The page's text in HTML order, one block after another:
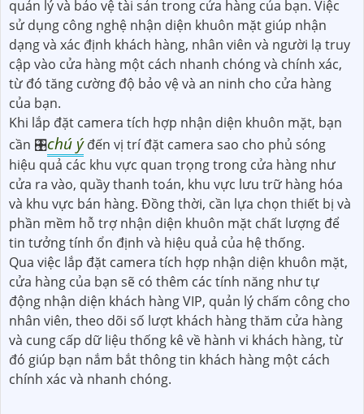
quản lý và bảo vệ tài sản trong cửa hàng của bạn. Việc
sử dụng công nghệ nhận diện khuôn mặt giúp nhận
dạng và xác định khách hàng, nhân viên và người lạ truy
cập vào cửa hàng một cách nhanh chóng và chính xác,
từ đó tăng cường độ bảo vệ và an ninh cho cửa hàng
của bạn.
Khi lắp đặt camera tích hợp nhận diện khuôn mặt, bạn
cần 🎛chú ýđến vị trí đặt camera sao cho phủ sóng
hiệu quả các khu vực quan trọng trong cửa hàng như
cửa ra vào, quầy thanh toán, khu vực lưu trữ hàng hóa
và khu vực bán hàng. Đồng thời, cần lựa chọn thiết bị và
phần mềm hỗ trợ nhận diện khuôn mặt chất lượng để
tin tưởng tính ổn định và hiệu quả của hệ thống.
Qua việc lắp đặt camera tích hợp nhận diện khuôn mặt,
cửa hàng của bạn sẽ có thêm các tính năng như tự
động nhận diện khách hàng VIP, quản lý chấm công cho
nhân viên, theo dõi số lượt khách hàng thăm cửa hàng
và cung cấp dữ liệu thống kê về hành vi khách hàng, từ
đó giúp bạn nắm bắt thông tin khách hàng một cách
chính xác và nhanh chóng.